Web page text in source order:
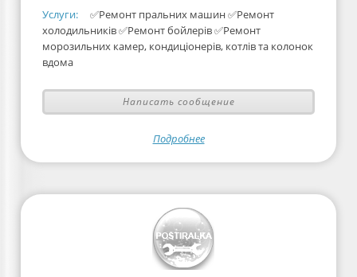
Услуги:
✅Ремонт пральних машин ✅Ремонт
холодильників ✅Ремонт бойлерів ✅Ремонт
морозильних камер, кондиціонерів, котлів та колонок
вдома
Написать сообщение
Подробнее